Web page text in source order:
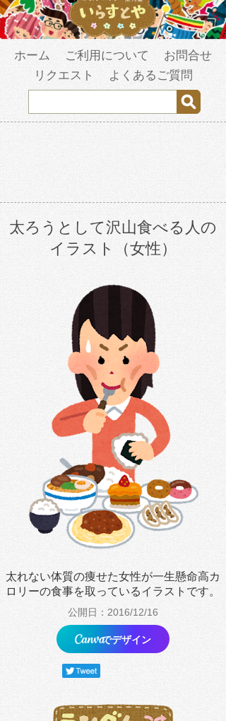
ホーム ご利用について
お問合せ
リクエスト
よくあるご質問
太ろうとして沢山食べる人の
イラスト（女性）
太れない体質の痩せた女性が一生懸命高カ
ロリーの食事を取っているイラストです。
公開日：2016/12/16
でデザイン